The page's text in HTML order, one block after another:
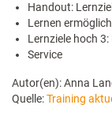
Handout:
Lernen
Lernziele hoch 3:
Service
Autor(en): Anna
Quelle:Training